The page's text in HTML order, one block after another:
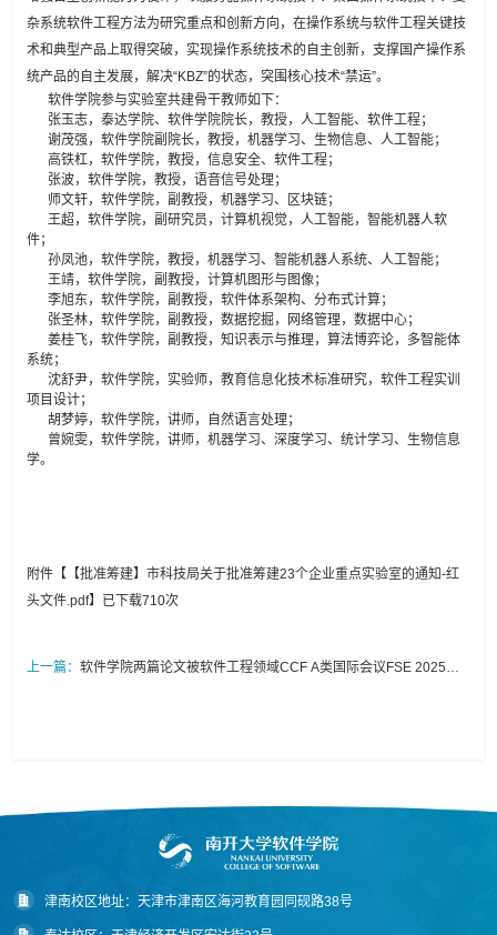
杂系统软件工程方法为研究重点和创新方向，在操作系统与软件工程关键技
术和典型产品上取得突破，实现操作系统技术的自主创新，支撑国产操作系
统产品的自主发展，解决“KBZ”的状态，突围核心技术“禁运”。
软件学院参与实验室共建骨干教师如下：
张玉志，泰达学院、软件学院院长，教授，人工智能、软件工程；
谢茂强，软件学院副院长，教授，机器学习、生物信息、人工智能；
高铁杠，软件学院，教授，信息安全、软件工程；
张波，软件学院，教授，语音信号处理；
师文轩，软件学院，副教授，机器学习、区块链；
王超，软件学院，副研究员，计算机视觉，人工智能，智能机器人软
件；
孙凤池，软件学院，教授，机器学习、智能机器人系统、人工智能；
王靖，软件学院，副教授，计算机图形与图像；
李旭东，软件学院，副教授，软件体系架构、分布式计算；
张圣林，软件学院，副教授，数据挖掘，网络管理，数据中心；
姜桂飞，软件学院，副教授，知识表示与推理，算法博弈论，多智能体
系统；
沈舒尹，软件学院，实验师，教育信息化技术标准研究，软件工程实训
项目设计；
胡梦婷，软件学院，讲师，自然语言处理；
曾婉雯，软件学院，讲师，机器学习、深度学习、统计学习、生物信息
学。
附件【【批准筹建】市科技局关于批准筹建23个企业重点实验室的通知-红
头文件.pdf】已下载710次
上一篇： 软件学院两篇论文被软件工程领域CCF A类国际会议FSE 2025录
津南校区地址：天津市津南区海河教育园同砚路38号